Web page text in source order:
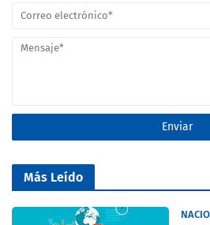
Más Leído